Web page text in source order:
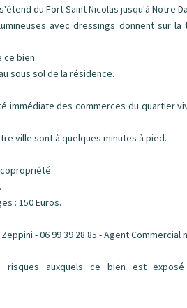
du Fort Saint Nicolas jusqu'à Notre
avec dressings donnent sur
ce bien.
sous sol de la résidence.
immédiate des commerces du quartier
ville sont à quelques minutes à pied.
: 150 Euros.
- 06 99 39 28 85 - Agent Commercial
risques auxquels ce bien est